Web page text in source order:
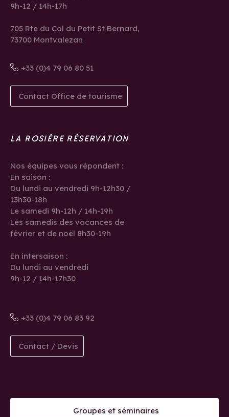
9h-12 / 14h-17h
705 Rte du Col du Petit St Bernard,
73700 Montvalezan
+33 (0)4 79 06 80 51
Contact Office de tourisme
LA ROSIÈRE RÉSERVATION
Nos équipes vous répondent :
En saison :
Du lundi au vendredi 9h-12h30 /
13h30-18h
Le samedi 9h-12h / 14h-19h
Les samedis des vacances de
février et de noël 8h30-19h
En intersaison :
Du lundi au vendredi
9h-12 / 14h-17h30
+33 (0)4 79 06 83 92
Contact / Devis
Groupes et séminaires